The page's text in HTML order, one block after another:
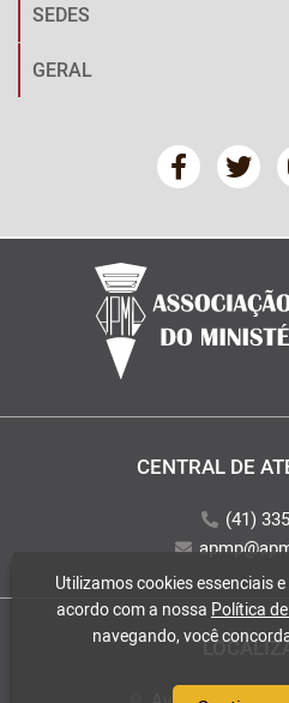
SEDES
GERAL
CENTRAL DE
(41)
Utilizamos cookies essenciais
acordo com a nossa Política
navegando, você